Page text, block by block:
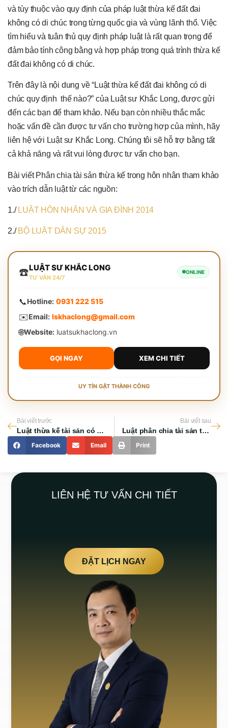
và tùy thuộc vào quy định của pháp luật thừa kế đất đai
không có di chúc trong từng quốc gia và vùng lãnh thổ. Việc
tìm hiểu và tuân thủ quy định pháp luật là rất quan trọng để
đảm bảo tính công bằng và hợp pháp trong quá trình thừa kế
đất đai không có di chúc.
Trên đây là nội dung về “Luật thừa kế đất đai không có di
chúc quy định thế nào?” của Luật sư Khắc Long, được gửi
đến các bạn để tham khảo. Nếu bạn còn nhiều thắc mắc
hoặc vấn đề cần được tư vấn cho trường hợp của mình, hãy
liên hệ với Luật sư Khắc Long. Chúng tôi sẽ hỗ trợ bằng tất
cả khả năng và rất vui lòng được tư vấn cho bạn.
Bài viết Phân chia tài sản thừa kế trong hôn nhân tham khảo
vào trích dẫn luật từ các nguồn:
1./ LUẬT HÔN NHÂN VÀ GIA ĐÌNH 2014
2./ BỘ LUẬT DÂN SỰ 2015
☎️LUẬT SƯ KHẮC LONG
TƯ VẤN 24/7
ONLINE
📞Hotline: 0931 222 515
✉️Email: lskhaclong@gmail.com
🌐Website:luatsukhaclong.vn
GỌI NGAY XEM CHI TIẾT
UY TÍN GẶT THÀNH CÔNG
Bài viết trước
Luật thừa kế tài sản có di chúc quy định như thế nào?
Bài viết sau
Luật phân chia tài sản thừa kế quy định thế nào?
Facebook Email Print
LIÊN HỆ TƯ VẤN CHI TIẾT
ĐẶT LỊCH NGAY